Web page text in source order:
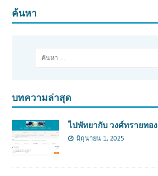
ค้นหา
บทความล่าสุด
ไปพัทยากับ วงศ์ทรายทอง
มิถุนายน 1, 2025